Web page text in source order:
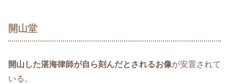
開山堂
開山した湛海律師が自ら刻んだとされるお像が安置されて
いる。